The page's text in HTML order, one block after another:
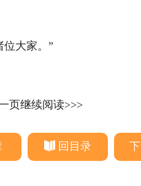
大家。”
页继续阅读>>>
回目录